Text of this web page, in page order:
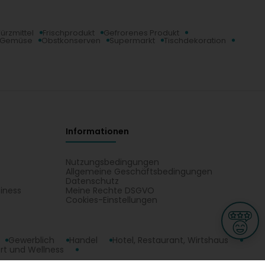
Frischprodukt Gefrorenes Produkt
Obstkonserven Supermarkt Tischdekoration
Informationen
Nutzungsbedingungen
Allgemeine Geschäftsbedingungen
Datenschutz
Meine Rechte DSGVO
Cookies-Einstellungen
Gewerblich Handel
Hotel, Restaurant, Wirtshaus
und Wellness